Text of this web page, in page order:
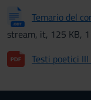
Temario del
stream, it, 125 KB,
Testi poetici